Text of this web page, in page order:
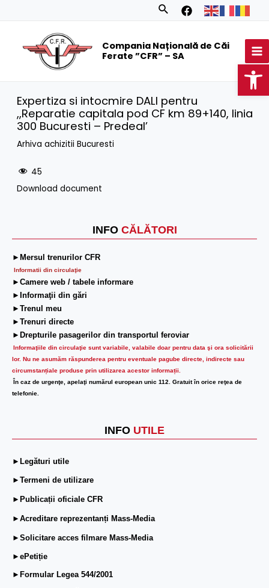
Search
Compania Națională de Căi
Ferate ”CFR” – SA
INFO CĂLĂTORI
►Mersul trenurilor CFR
Informatii din circulaţie
►Camere web / tabele informare
►Informaţii din gări
►Trenul meu
►Trenuri directe
►Drepturile pasagerilor din transportul feroviar
Informaţiile din circulaţie sunt variabile, valabile doar pentru data şi ora solicitării
lor. Nu ne asumăm răspunderea pentru eventuale pagube directe, indirecte sau
circumstanțiale produse prin utilizarea acestor informații.
În caz de urgenţe, apelaţi numărul european unic 112. Gratuit în orice reţea de
telefonie.
INFO UTILE
►Legături utile
►Termeni de utilizare
►Publicații oficiale CFR
►Acreditare reprezentanți Mass-Media
►Solicitare acces filmare Mass-Media
►ePetiție
►Formular Legea 544/2001
Expertiza si intocmire DALI pentru
,,Reparatie capitala pod CF km 89+140, linia
300 Bucuresti – Predeal’
Arhiva achizitii Bucuresti
45
Download document